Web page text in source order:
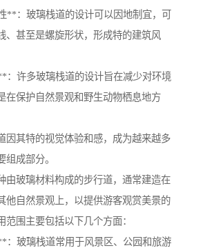
**：玻璃栈道的设计可以因地制宜，可
、甚至是螺旋形状，形成特的建筑风
：许多玻璃栈道的设计旨在减少对环境
在保护自然景观和野生动物栖息地方
因其特的视觉体验和感，成为越来越多
组成部分。
由玻璃材料构成的步行道，通常建造在
他自然景观上，以提供游客观赏美景的
范围主要包括以下几个方面：
：玻璃栈道常用于风景区、公园和旅游